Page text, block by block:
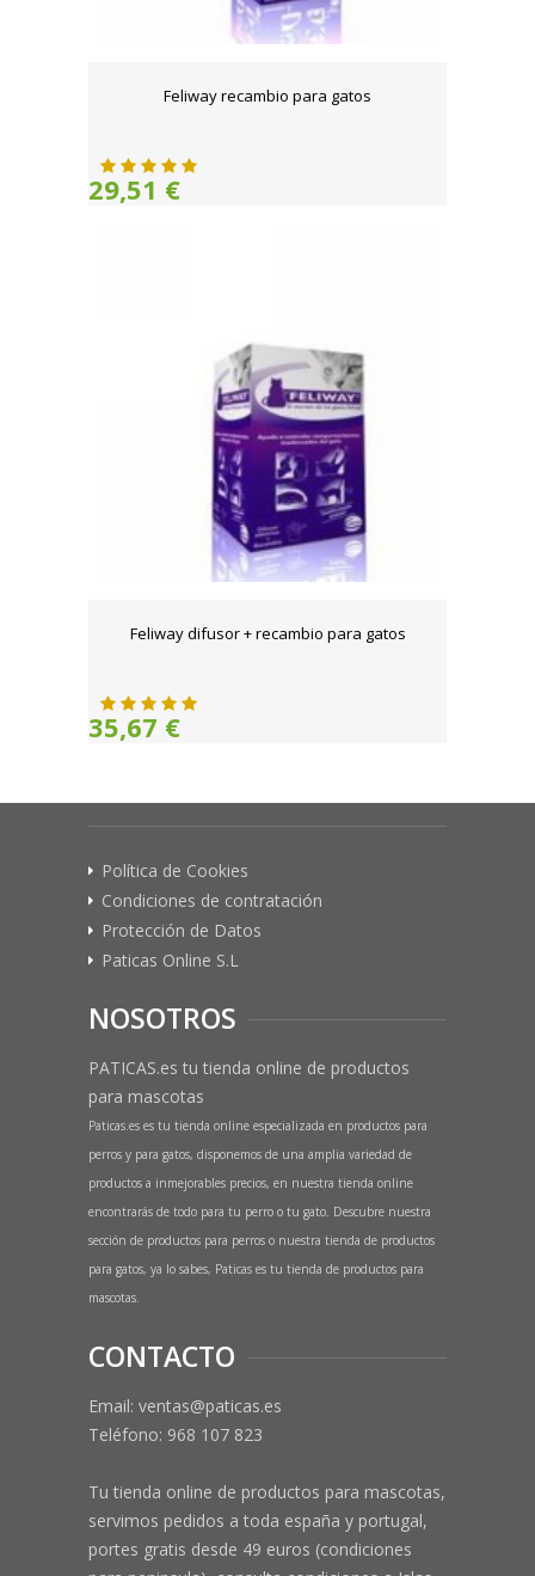
Feliway recambio para gatos
29,51 €
Feliway difusor + recambio para gatos
35,67 €
Política de Cookies
Condiciones de contratación
Protección de Datos
Paticas Online S.L
NOSOTROS
PATICAS.es tu tienda online de productos
para mascotas
Paticas.es es tu tienda online especializada en productos para
perros y para gatos, disponemos de una amplia variedad de
productos a inmejorables precios, en nuestra tienda online
encontrarás de todo para tu perro o tu gato. Descubre nuestra
sección de productos para perros o nuestra tienda de productos
para gatos, ya lo sabes, Paticas es tu tienda de productos para
mascotas.
CONTACTO
Email: ventas@paticas.es
Teléfono: 968 107 823
Tu tienda online de productos para mascotas,
servimos pedidos a toda españa y portugal,
portes gratis desde 49 euros (condiciones